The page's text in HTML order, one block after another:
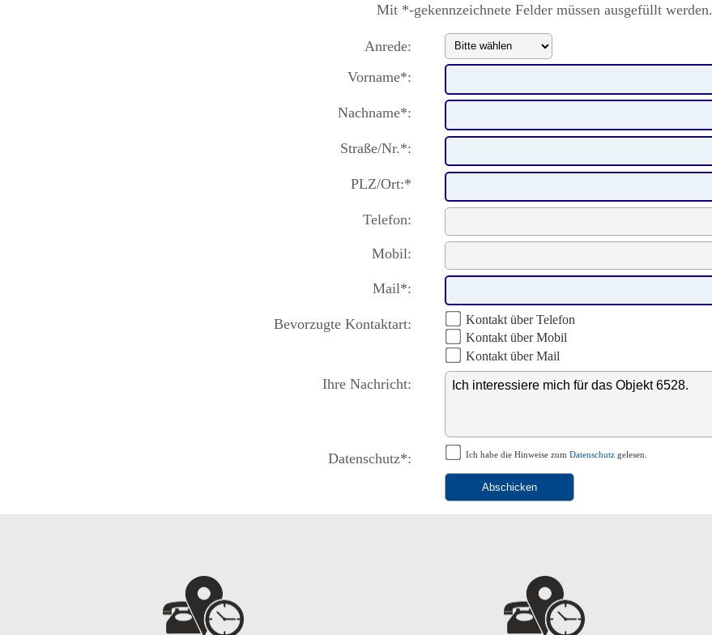
Mit *-gekennzeichnete Felder müssen ausgefüllt werden.
Anrede:
Vorname*:
Nachname*:
Straße/Nr.*:
PLZ/Ort:*
Telefon:
Mobil:
Mail*:
Bevorzugte Kontaktart:
Kontakt über Telefon
Kontakt über Mobil
Kontakt über Mail
Ihre Nachricht:
Datenschutz*: Ich habe die Hinweise zumDatenschutz gelesen.